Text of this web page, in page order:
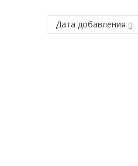
Дата добавления